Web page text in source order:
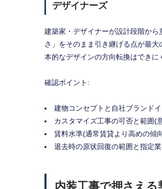
デザイナーズ
建築家・デザイナーが設計段階か
さ」をそのまま引き継げる点が最
本的なデザインの方向転換はできに
確認ポイント:
建物コンセプトと自社ブランド
カスタマイズ工事の可否と範囲(
賃料水準(通常賃貸より高めの傾
退去時の原状回復の範囲と指定
内装工事で押さえ